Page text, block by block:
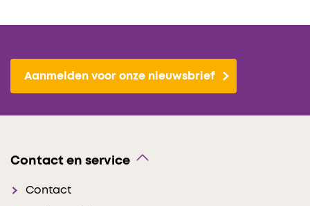
Aanmelden voor onze nieuwsbrief
Contact en service
Contact